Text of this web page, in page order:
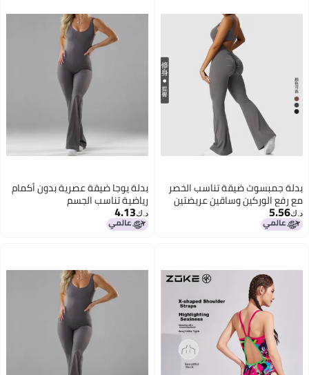
بدلة يوجا ضيقة عصرية بدون أكمام
رياضية تناسب الجسم
د.ك‏ 4.13